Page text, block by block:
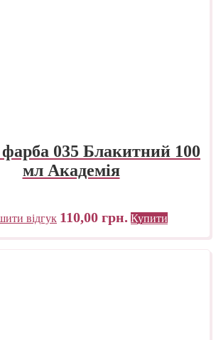
035 Блакитний 100
мл Академія
відгук 110,00 грн. Купити